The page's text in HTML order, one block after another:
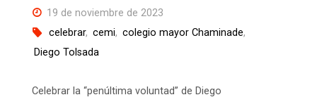
19 de noviembre de 2023
celebrar, cemi, colegio mayor Chaminade,
Diego Tolsada
Celebrar la “penúltima voluntad” de Diego